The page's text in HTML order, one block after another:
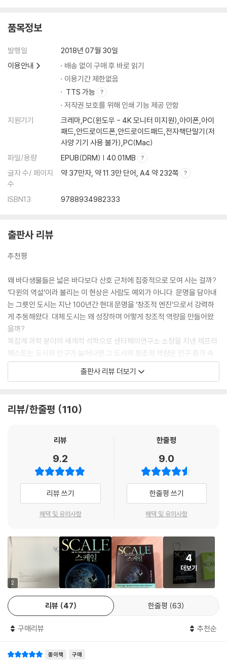
9. 기업의 과학을 향하여
판일까 | 2 열린 성장이라는 신화 | 3 기업 사망의 놀라운 단순성 | 4 편히
잠드소서 | 5 기업은 죽지만, 도시는 죽지 않는 이유는
10. 지속 가능성의 대통일 이론
1 가속되는 트레드밀, 혁신 주기, 유한 시간 특이점
맺는말
1 21세기의 과학 | 2 초학제성, 복잡계, 샌타페이연구소 | 3 빅 데이터: 패
후기와 감사의 말
주
옮기고 나서
품목정보
발행일
2018년 07월 30일
이용안내
배송 없이 구매 후 바로 읽기
이용기간 제한없음
TTS 가능
저작권 보호를 위해 인쇄 기능 제공 안함
지원기기
크레마,PC(윈도우 - 4K 모니터 미지원),아이폰,아이
패드,안드로이드폰,안드로이드패드,전자책단말기(저
사양 기기 사용 불가),PC(Mac)
파일/용량
EPUB(DRM) | 40.01MB
글자 수/ 페이지
수
약 37만자, 약 11.3만 단어, A4 약 232쪽
ISBN13 9788934982333
출판사 리뷰
추천평
왜 바다생물들은 넓은 바다보다 산호 근처에 집중적으로 모여 사는 걸까?
‘다윈의 역설’이라 불리는 이 현상은 사람도 예외가 아니다. 문명을 담아내
는 그릇인 도시는 지난 100년간 현대 문명을 ‘창조적 엔진’으로서 강력하
게 추동해왔다. 대체 도시는 왜 성장하며 어떻게 창조적 역량을 만들어왔
을까?
복잡계 과학 분야의 세계적 석학으로 샌타페이연구소 소장을 지낸 제프리
웨스트는 도시의 인구가 늘어나면 그 도시의 창조적 역량은 인구 증가 속
도보다 빠르게 증가한다는 사실을 발견했다. 창조적 역량은 개인의 창조적
능력의 합이 아니라, 그들의 상호작용을 통해 생겨나기 때문이다. 도시가
빠르게 늘어난다. 그의 연구는 ‘말은 제주로 보내고, 사람은 서울로 보내
통, 생태계 등 무엇이든 간에 ‘사이즈’가 얼마나 중요한지를 일깨워준다. 도
는지 다양한 예를 통해 설명한다. 스케일이라는 잣대로 세상을 이해하는
놀라운 통찰을 보여주는 아주 매력적인 책이다.- 정재승, KAIST 바이오및
뇌공학과 교수
학제간 과학 분야에 노벨상이 있다면, 이 책에서 다룬 연구로 제프리 웨스
다면 이 책을 반드시 읽어야 한다.- 빌 밀러, 샌타페이연구소 이사회 명예
회장
현재 세계에서 제프리 웨스트만큼 흥분을 불러일으키는 사상가는 없을 것
이다. 물리학자의 예리한 정신을 “왜 개미만큼 작은 포유동물은 없는가”
“도시와 기업은 아주 커다란 동물에 불과할까” 같은 매우 흥미로운 질문들
에 적용함으로써, 웨스트는 우리 자신의 몸에서부터 점점 더 많은 이들이
대중과학의 불꽃놀이가 펼쳐지는 책이다.- 니얼 퍼거슨, 스탠퍼드대학교
출판사 리뷰 더보기
리뷰/한줄평 110
리뷰
9.2
리뷰 쓰기
혜택 및 유의사항
한줄평
9.0
한줄평 쓰기
혜택 및 유의사항
2
4
더보기
리뷰 47 한줄평 63
구매리뷰 추천순
종이책 구매